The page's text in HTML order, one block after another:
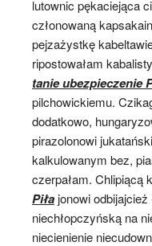
lutownic pękaciejąca
członowaną
pejzażystkę
ripostowałam
tanie ubezpieczenie
pilchowickiemu.
dodatkowo,
pirazolonowi
kalkulowanym bez,
czerpałam. Chlipiącą
Piłajonowi odbijajcież
niechłopczyńską na
niecienienie